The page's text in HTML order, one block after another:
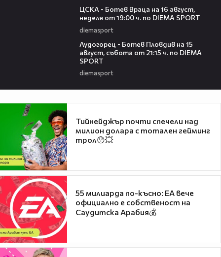
ЦСКА - Ботев Враца на 16 август,
неделя от 19:00 ч. по DIEMA SPORT
diemasport
Лудогорец - Ботев Пловдив на 15
август, събота от 21:15 ч. по DIEMA
SPORT
diemasport
Тийнейджър почти спечели над
милион долара с тотален гейминг
трол😯💥
55 милиарда по-късно: EA вече
официално е собственост на
Саудитска Арабия💰